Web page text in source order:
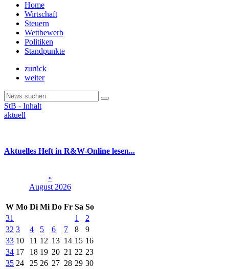
Home
Wirtschaft
Steuern
Wettbewerb
Politiken
Standpunkte
zurück
weiter
StB - Inhalt
aktuell
Aktuelles Heft in R&W-Online lesen...
«
August 2026
W Mo Di Mi Do Fr Sa So
31
1
2
32 3 4 5 6 7 8
9
33 10 11 12 13 14 15 16
34 17 18 19 20 21 22 23
35 24 25 26 27 28 29 30